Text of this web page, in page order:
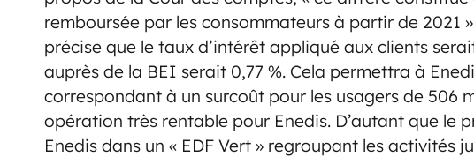
remboursée par les consommateurs à partir de 2021
précise que le taux d’intérêt appliqué aux clients
auprès de la BEI serait 0,77 %. Cela permettra à
correspondant à un surcoût pour les usagers de 506
opération très rentable pour Enedis. D’autant que le
Enedis dans un « EDF Vert » regroupant les activités